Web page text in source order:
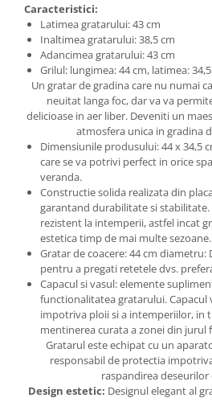
Caracteristici:
Latimea gratarului: 43 cm
Inaltimea gratarului: 38,5 cm
Adancimea gratarului: 43 cm
Grilul: lungimea: 44 cm, latimea:
Un gratar de gradina care nu numai
neuitat langa foc, dar va va
delicioase in aer liber. Deveniti un
atmosfera unica in gradina
Dimensiunile produsului: 44 x 34,5
care se va potrivi perfect in orice
veranda.
Constructie solida realizata din
garantand durabilitate si
rezistent la intemperii, astfel incat
estetica timp de mai multe sezoane.
Gratar de coacere: 44 cm
pentru a pregati retetele dvs.
Capacul si vasul: elemente
functionalitatea gratarului. Capacul
impotriva ploii si a intemperiilor, in
mentinerea curata a zonei din jurul
Gratarul este echipat cu un
responsabil de protectia
raspandirea deseurilor
Design estetic: Designul elegant al